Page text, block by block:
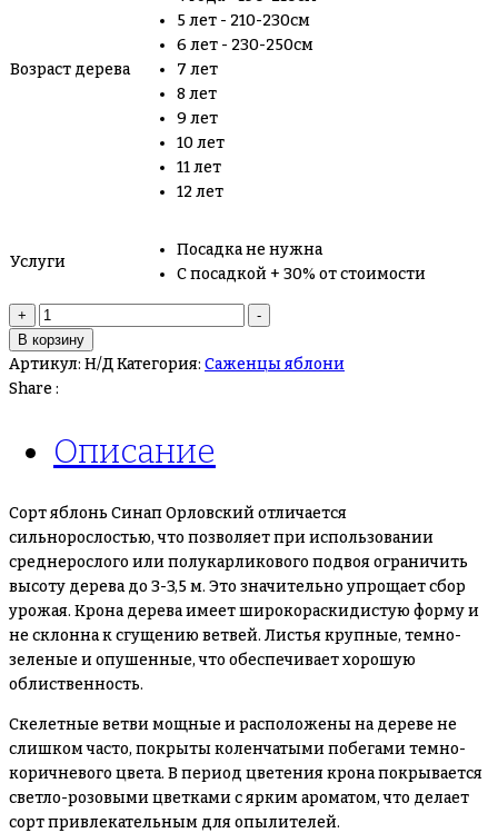
Возраст дерева
5 лет - 210-230см
6 лет - 230-250см
7 лет
8 лет
9 лет
10 лет
11 лет
12 лет
Услуги
Посадка не нужна
С посадкой + 30% от стоимости
+
Количество
товара
Яблоня
Синап
-
В корзину
Артикул: Н/ДКатегория: Саженцы яблони
Share :
Описание
Сорт яблонь Синап Орловский отличается
сильнорослостью, что позволяет при использовании
среднерослого или полукарликового подвоя ограничить
высоту дерева до 3-3,5 м. Это значительно упрощает сбор
урожая. Крона дерева имеет широкораскидистую форму и
не склонна к сгущению ветвей. Листья крупные, темно-
зеленые и опушенные, что обеспечивает хорошую
облиственность.
Скелетные ветви мощные и расположены на дереве не
слишком часто, покрыты коленчатыми побегами темно-
коричневого цвета. В период цветения крона покрывается
светло-розовыми цветками с ярким ароматом, что делает
сорт привлекательным для опылителей.